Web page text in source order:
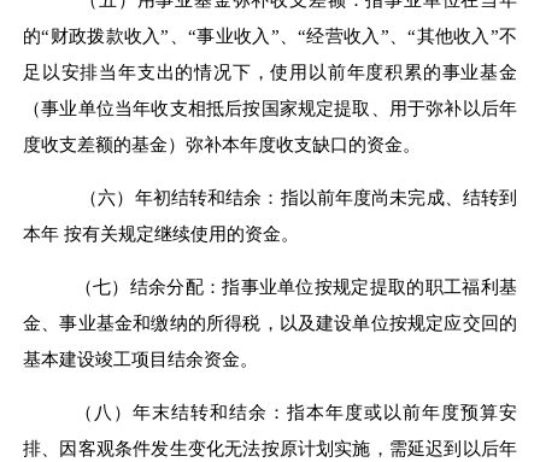
的“财政拨款收入” 、“事业收入 ” 、“经营收入 ” 、“其他收入 ”不
足以安排当年支出的情况下，使用以前年度积累的事业基金
（事业单位当年收支相抵后按国家规定提取、用于弥补以后年
度收支差额的基金）弥补本年度收支缺口的资金。
（六）年初结转和结余：指以前年度尚未完成、结转到
本年 按有关规定继续使用的资金。
（七）结余分配：指事业单位按规定提取的职工福利基
金、事业基金和缴纳的所得税，以及建设单位按规定应交回的
基本建设竣工项目结余资金。
（八）年末结转和结余：指本年度或以前年度预算安
排、因客观条件发生变化无法按原计划实施，需延迟到以后年